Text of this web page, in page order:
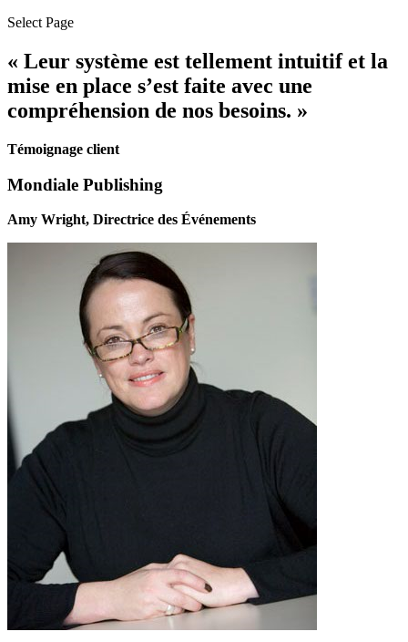
Select Page
« Leur système est tellement intuitif et la
mise en place s’est faite avec une
compréhension de nos besoins. »
Témoignage client
Mondiale Publishing
Amy Wright, Directrice des Événements